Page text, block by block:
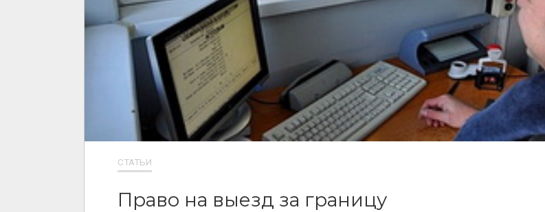
СТАТЬИ
Право на выезд за границу